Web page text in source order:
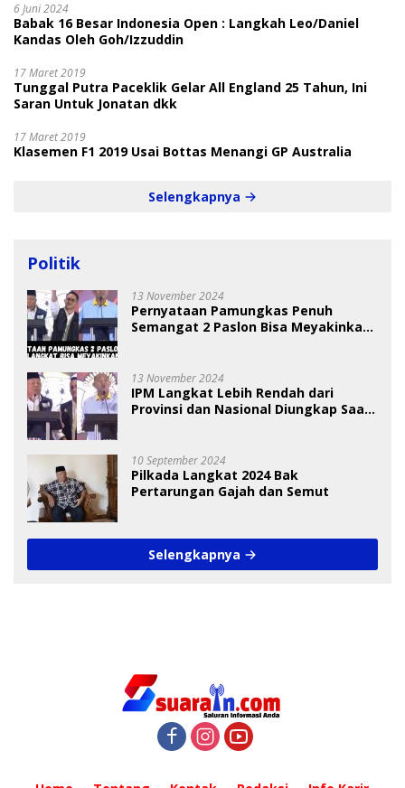
6 Juni 2024
Babak 16 Besar Indonesia Open : Langkah Leo/Daniel
Kandas Oleh Goh/Izzuddin
17 Maret 2019
Tunggal Putra Paceklik Gelar All England 25 Tahun, Ini
Saran Untuk Jonatan dkk
17 Maret 2019
Klasemen F1 2019 Usai Bottas Menangi GP Australia
Selengkapnya
Politik
13 November 2024
Pernyataan Pamungkas Penuh
Semangat 2 Paslon Bisa Meyakinkan
13 November 2024
IPM Langkat Lebih Rendah dari
Provinsi dan Nasional Diungkap Saat
10 September 2024
Pilkada Langkat 2024 Bak
Pertarungan Gajah dan Semut
Selengkapnya